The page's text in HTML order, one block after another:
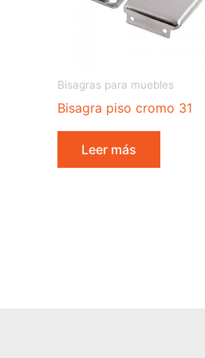
Bisagras para muebles
Bisagra piso cromo 31
Leer más